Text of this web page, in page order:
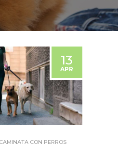
13
APR
CAMINATA CON PERROS